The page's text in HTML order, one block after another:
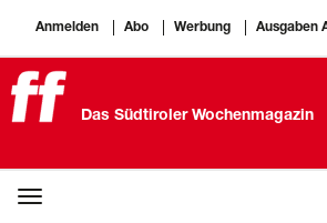
Anmelden Abo Werbung Ausgaben
Das Südtiroler Wochenmagazin